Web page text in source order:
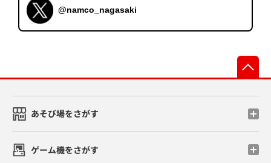
@namco_nagasaki
あそび場をさがす
ゲーム機をさがす